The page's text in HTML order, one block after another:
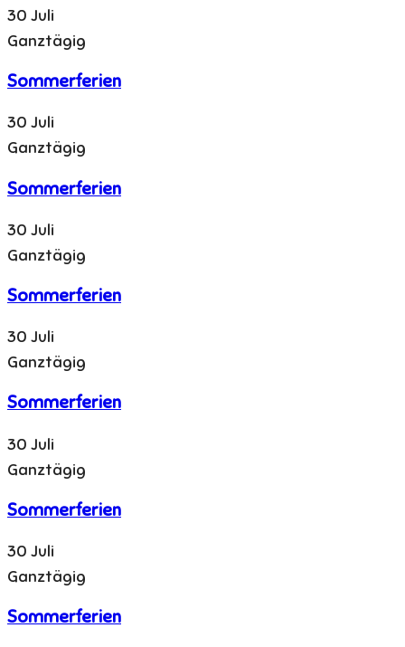
30 Juli
Ganztägig
Sommerferien
30 Juli
Ganztägig
Sommerferien
30 Juli
Ganztägig
Sommerferien
30 Juli
Ganztägig
Sommerferien
30 Juli
Ganztägig
Sommerferien
30 Juli
Ganztägig
Sommerferien